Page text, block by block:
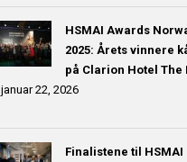
HSMAI Awards
2025: Årets vinnere
på Clarion Hotel The
januar 22, 2026
Finalistene til HSMAI